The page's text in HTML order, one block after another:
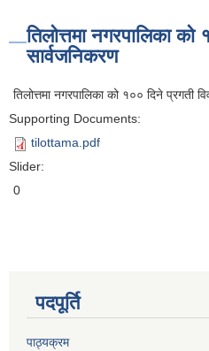
तिलोत्तमा नगरपालिका
सार्वजनिकरण
तिलोत्तमा नगरपालिका को १०० दिने प्रगती
Supporting Documents:
tilottama.pdf
Slider:
0
पदपूर्ति
पाठ्यक्रम